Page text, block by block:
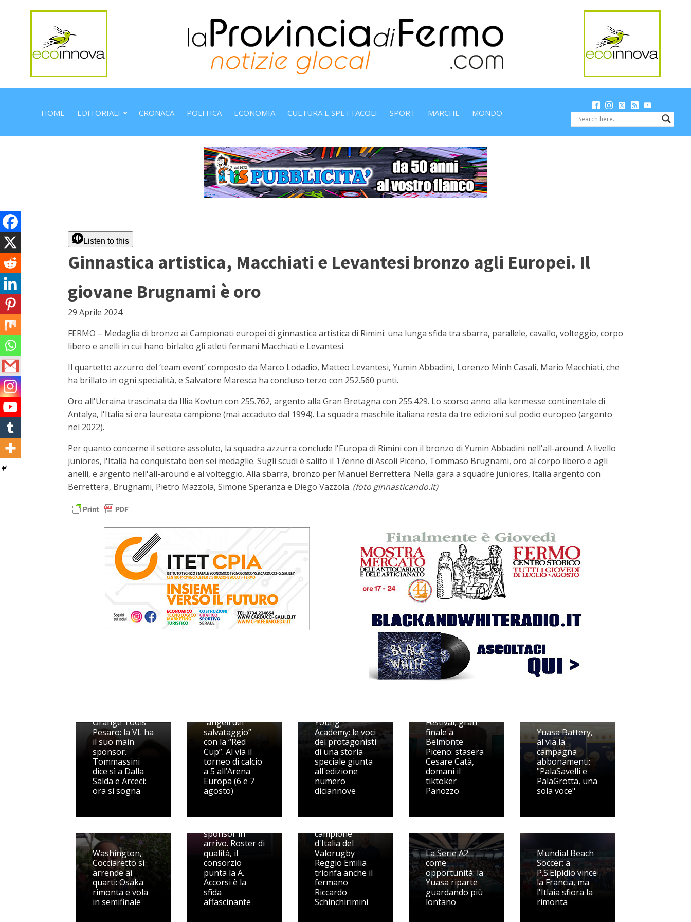
HOME EDITORIALI CRONACA POLITICA ECONOMIA CULTURA E SPETTACOLI SPORT MARCHE MONDO
Listen to this
Ginnastica artistica, Macchiati e Levantesi bronzo agli Europei. Il
giovane Brugnami è oro
29 Aprile 2024
FERMO – Medaglia di bronzo ai Campionati europei di ginnastica artistica di Rimini: una lunga sfida tra sbarra, parallele, cavallo, volteggio, corpo
libero e anelli in cui hano birlalto gli atleti fermani Macchiati e Levantesi.
Il quartetto azzurro del ‘team event’ composto da Marco Lodadio, Matteo Levantesi, Yumin Abbadini, Lorenzo Minh Casali, Mario Macchiati, che
ha brillato in ogni specialità, e Salvatore Maresca ha concluso terzo con 252.560 punti.
Oro all'Ucraina trascinata da Illia Kovtun con 255.762, argento alla Gran Bretagna con 255.429. Lo scorso anno alla kermesse continentale di
Antalya, l'Italia si era laureata campione (mai accaduto dal 1994). La squadra maschile italiana resta da tre edizioni sul podio europeo (argento
nel 2022).
Per quanto concerne il settore assoluto, la squadra azzurra conclude l'Europa di Rimini con il bronzo di Yumin Abbadini nell'all-around. A livello
juniores, l'Italia ha conquistato ben sei medaglie. Sugli scudi è salito il 17enne di Ascoli Piceno, Tommaso Brugnami, oro al corpo libero e agli
anelli, e argento nell'all-around e al volteggio. Alla sbarra, bronzo per Manuel Berrettera. Nella gara a squadre juniores, Italia argento con
Berrettera, Brugnami, Pietro Mazzola, Simone Speranza e Diego Vazzola. (foto ginnasticando.it)
Orange Tools
Pesaro: la VL ha
il suo main
sponsor.
Tommassini
dice sì a Dalla
Salda e Arceci:
ora si sogna
“angeli del
salvataggio”
con la “Red
Cup”. Al via il
torneo di calcio
a 5 all’Arena
Europa (6 e 7
agosto)
Young
Academy: le voci
dei protagonisti
di una storia
speciale giunta
all'edizione
numero
diciannove
Festival, gran
finale a
Belmonte
Piceno: stasera
Cesare Catà,
domani il
tiktoker
Panozzo
Yuasa Battery,
al via la
campagna
abbonamenti:
"PalaSavelli e
PalaGrotta, una
sola voce"
Washington,
Cocciaretto si
arrende ai
quarti: Osaka
rimonta e vola
in semifinale
VL Pesaro, c'è
sponsor in
arrivo. Roster di
qualità, il
consorzio
punta la A.
Accorsi è la
sfida
affascinante
Rugby: nella
campione
d'Italia del
Valorugby
Reggio Emilia
trionfa anche il
fermano
Riccardo
Schinchirimini
La Serie A2
come
opportunità: la
Yuasa riparte
guardando più
lontano
Mundial Beach
Soccer: a
P.S.Elpidio vince
la Francia, ma
l'Itlaia sfiora la
rimonta